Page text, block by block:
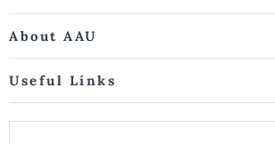
About AAU
Useful Links